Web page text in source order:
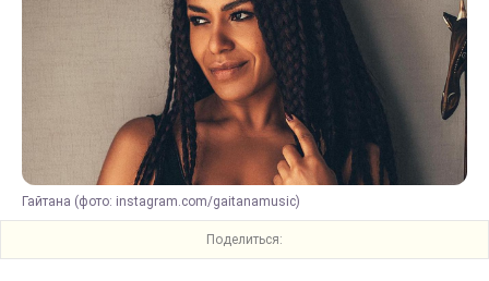
Гайтана (фото: instagram.com/gaitanamusic)
Поделиться: